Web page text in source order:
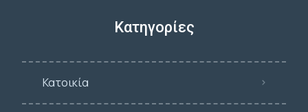
Κατηγορίες
Κατοικία